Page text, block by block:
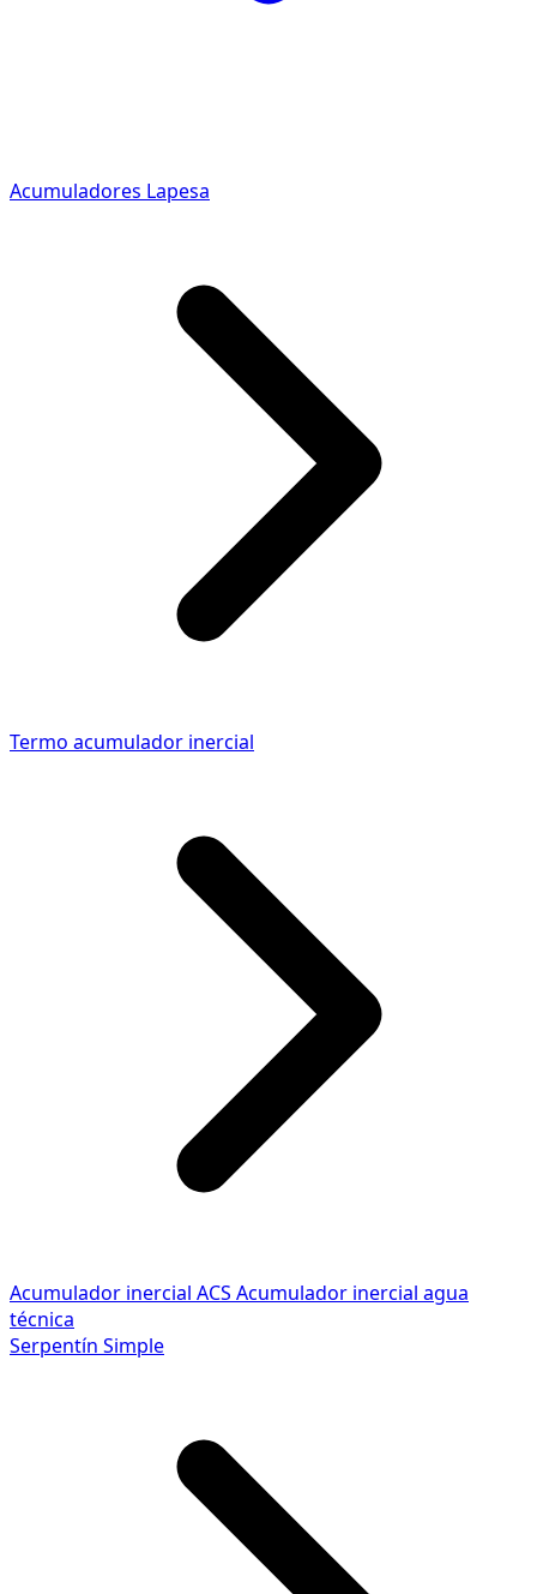
Acumuladores Lapesa
Termo acumulador inercial
Acumulador inercial ACS Acumulador inercial agua
técnica
Serpentín Simple